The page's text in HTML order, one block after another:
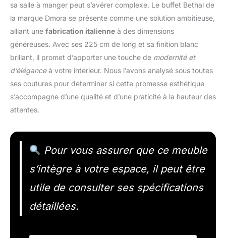
sa salle à manger peut s’avérer complexe. Le buffet Bethal de
la marque Dmora se présente comme une solution ambitieuse,
alliant une fabrication italienne à des dimensions
généreuses. Avec ses 225 cm de long et sa finition blanc
brillant, il promet d’apporter une touche de modernité et
d’éléganceà votre intérieur. Nous l’avons analysé sous toutes
ses coutures pour déterminer si cette promesse esthétique
s’accompagne d’une qualité et d’une praticité à la hauteur des
attentes.
Pour vous assurer que ce meuble
s’intègre à votre espace, il peut être
utile de consulter ses spécifications
détaillées.